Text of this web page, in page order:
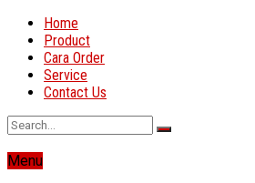
Home
Product
Cara Order
Service
Contact Us
Menu